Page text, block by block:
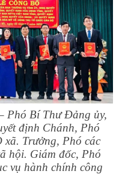
Phó Bí Thư Đảng ủy,
định Chánh, Phó
Trưởng, Phó các
hội. Giám đốc, Phó
vụ hành chính công